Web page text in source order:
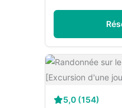
5,0 (154)